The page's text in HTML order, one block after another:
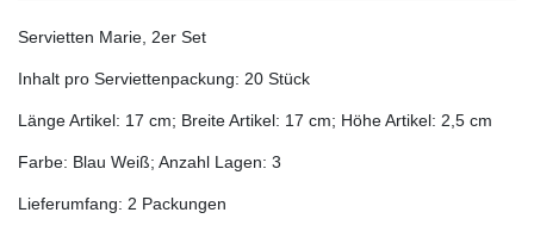
Servietten Marie, 2er Set
Inhalt pro Serviettenpackung: 20 Stück
Länge Artikel: 17 cm; Breite Artikel: 17 cm; Höhe Artikel: 2,5 cm
Farbe: Blau Weiß; Anzahl Lagen: 3
Lieferumfang: 2 Packungen